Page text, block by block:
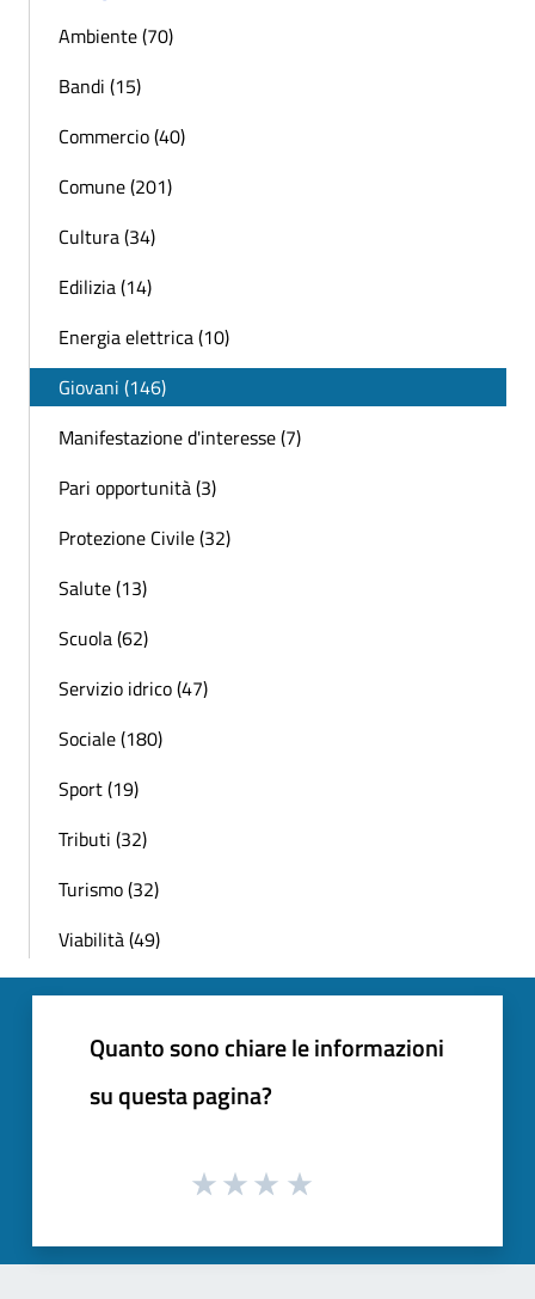
Ambiente (70)
Bandi (15)
Commercio (40)
Comune (201)
Cultura (34)
Edilizia (14)
Energia elettrica (10)
Giovani (146)
Manifestazione d'interesse (7)
Pari opportunità (3)
Protezione Civile (32)
Salute (13)
Scuola (62)
Servizio idrico (47)
Sociale (180)
Sport (19)
Tributi (32)
Turismo (32)
Viabilità (49)
Quanto sono chiare le informazioni
su questa pagina?